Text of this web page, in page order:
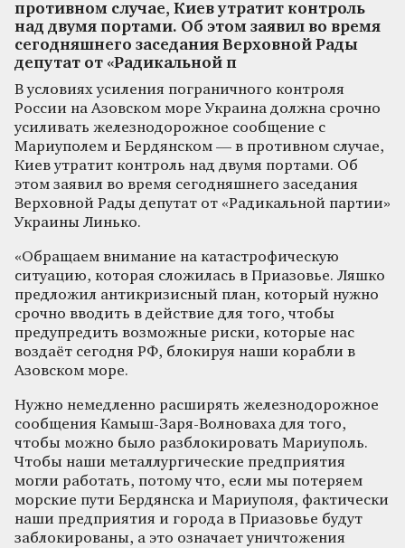
противном случае, Киев утратит контроль
над двумя портами. Об этом заявил во время
сегодняшнего заседания Верховной Рады
депутат от «Радикальной п
В условиях усиления пограничного контроля
России на Азовском море Украина должна срочно
усиливать железнодорожное сообщение с
Мариуполем и Бердянском — в противном случае,
Киев утратит контроль над двумя портами. Об
этом заявил во время сегодняшнего заседания
Верховной Рады депутат от «Радикальной партии»
Украины Линько.
«Обращаем внимание на катастрофическую
ситуацию, которая сложилась в Приазовье. Ляшко
предложил антикризисный план, который нужно
срочно вводить в действие для того, чтобы
предупредить возможные риски, которые нас
воздаёт сегодня РФ, блокируя наши корабли в
Азовском море.
Нужно немедленно расширять железнодорожное
сообщения Камыш-Заря-Волноваха для того,
чтобы можно было разблокировать Мариуполь.
Чтобы наши металлургические предприятия
могли работать, потому что, если мы потеряем
морские пути Бердянска и Мариуполя, фактически
наши предприятия и города в Приазовье будут
заблокированы, а это означает уничтожения